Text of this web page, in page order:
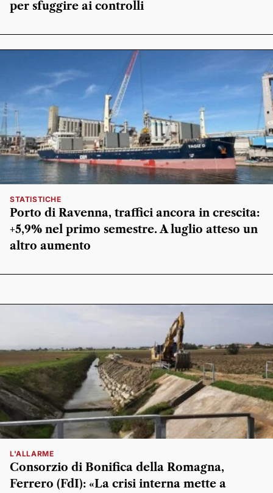
per sfuggire ai controlli
STATISTICHE
Porto di Ravenna, traffici ancora in crescita:
+5,9% nel primo semestre. A luglio atteso un
altro aumento
L'ALLARME
Consorzio di Bonifica della Romagna,
Ferrero (FdI): «La crisi interna mette a